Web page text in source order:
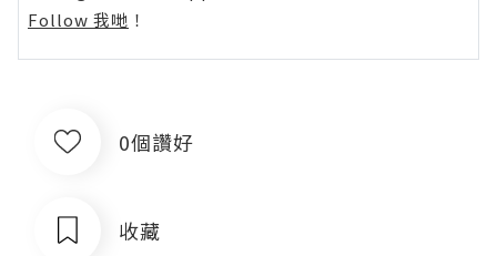
Follow 我哋 ！
0個讚好
收藏